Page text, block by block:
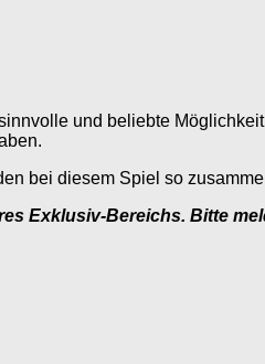
und beliebte
bei diesem Spiel so
Exklusiv-Bereichs. Bitte